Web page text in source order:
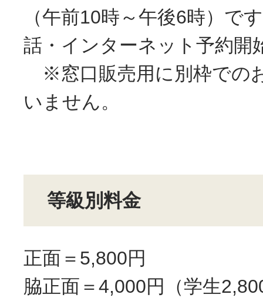
（午前10時～午後6時）で
話・インターネット予約開
※窓口販売用に別枠での
いません。
等級別料金
正面＝5,800円
脇正面＝4,000円（学生